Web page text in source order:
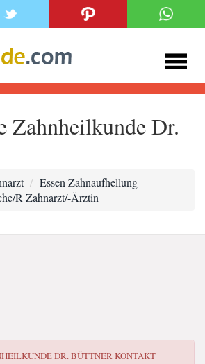
Zahnheilkunde Dr.
Essen Zahnaufhellung
R Zahnarzt/-Ärztin
DR. BÜTTNERKONTAKT